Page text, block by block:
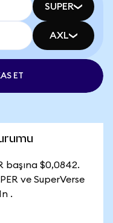
SUPER
AXL
ET
başına $0,0842.
ve SuperVerse
.